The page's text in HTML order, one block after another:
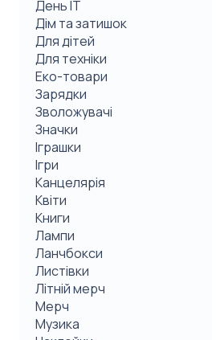
День IT
Дім та затишок
Для дітей
Для техніки
Еко-товари
Зарядки
Зволожувачі
Значки
Іграшки
Ігри
Канцелярія
Квіти
Книги
Лампи
Ланчбокси
Листівки
Літній мерч
Мерч
Музика